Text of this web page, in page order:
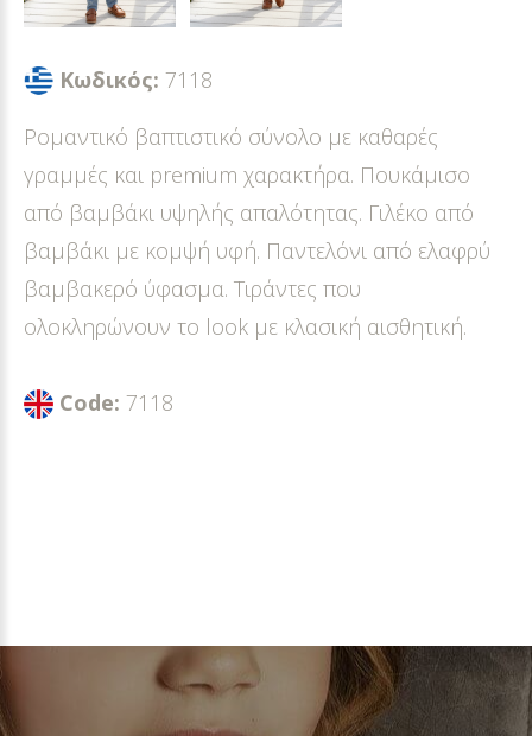
Κωδικός: 7118
Ρομαντικό βαπτιστικό σύνολο με καθαρές
γραμμές και premium χαρακτήρα. Πουκάμισο
από βαμβάκι υψηλής απαλότητας. Γιλέκο από
βαμβάκι με κομψή υφή. Παντελόνι από ελαφρύ
βαμβακερό ύφασμα. Τιράντες που
ολοκληρώνουν το look με κλασική αισθητική.
Code: 7118